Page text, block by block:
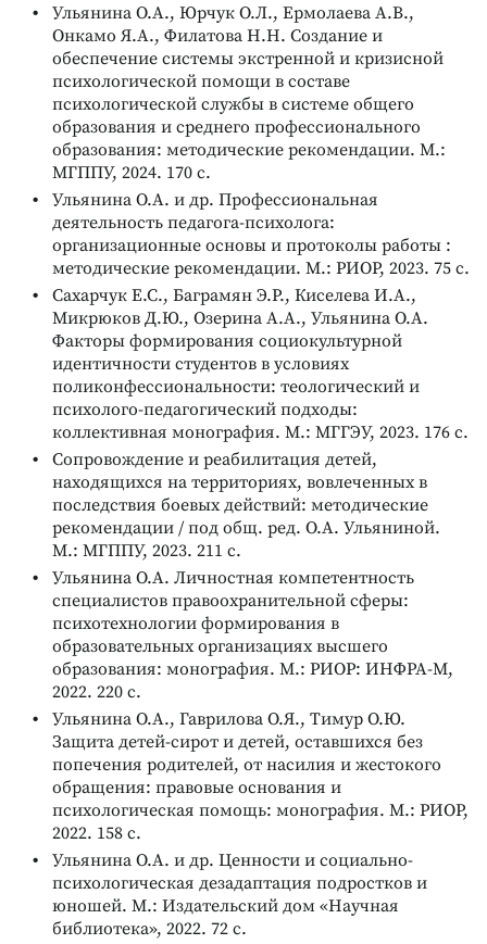
Ульянина О.А., Юрчук О.Л., Ермолаева А.В.,
Онкамо Я.А., Филатова Н.Н. Создание и
обеспечение системы экстренной и кризисной
психологической помощи в составе
психологической службы в системе общего
образования и среднего профессионального
образования: методические рекомендации. М.:
МГППУ, 2024. 170 с.
Ульянина О.А. и др. Профессиональная
деятельность педагога-психолога:
организационные основы и протоколы работы :
методические рекомендации. М.: РИОР, 2023. 75 с.
Сахарчук Е.С., Баграмян Э.Р., Киселева И.А.,
Микрюков Д.Ю., Озерина А.А., Ульянина О.А.
Факторы формирования социокультурной
идентичности студентов в условиях
поликонфессиональности: теологический и
психолого-педагогический подходы:
коллективная монография. М.: МГГЭУ, 2023. 176 с.
Сопровождение и реабилитация детей,
находящихся на территориях, вовлеченных в
последствия боевых действий: методические
рекомендации / под общ. ред. О.А. Ульяниной.
М.: МГППУ, 2023. 211 с.
Ульянина О.А. Личностная компетентность
специалистов правоохранительной сферы:
психотехнологии формирования в
образовательных организациях высшего
образования: монография. М.: РИОР: ИНФРА-М,
2022. 220 с.
Ульянина О.А., Гаврилова О.Я., Тимур О.Ю.
Защита детей-сирот и детей, оставшихся без
попечения родителей, от насилия и жестокого
обращения: правовые основания и
психологическая помощь: монография. М.: РИОР,
2022. 158 с.
Ульянина О.А. и др. Ценности и социально-
психологическая дезадаптация подростков и
юношей. М.: Издательский дом «Научная
библиотека», 2022. 72 с.